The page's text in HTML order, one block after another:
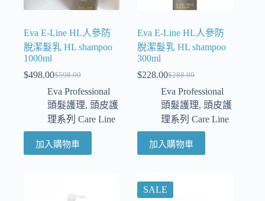
Eva E-Line HL人參防
脫潔髮乳 HL shampoo
1000ml
$598.00
$498.00
Eva Professional
頭髮護理, 頭皮護
理系列 Care Line
加入購物車
Eva E-Line HL人參防
脫潔髮乳 HL shampoo
300ml
$288.00
$228.00
Eva Professional
頭髮護理, 頭皮護
理系列 Care Line
加入購物車
SALE